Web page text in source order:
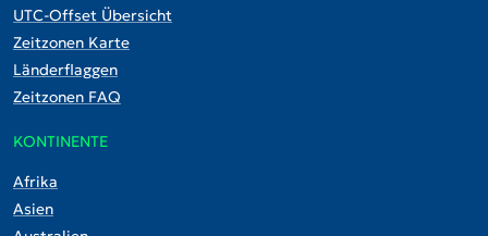
UTC-Offset Übersicht
Zeitzonen Karte
Länderflaggen
Zeitzonen FAQ
KONTINENTE
Afrika
Asien